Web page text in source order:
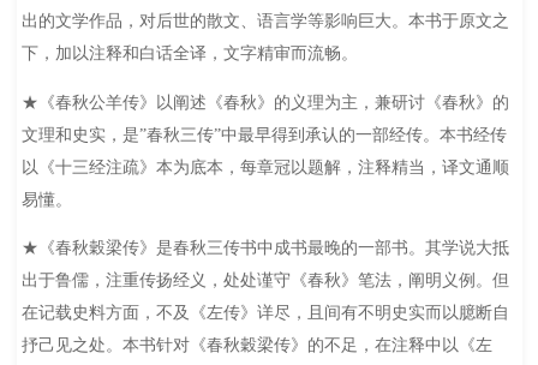
出的文学作品，对后世的散文、语言学等影响巨大。本书于原文之
下，加以注释和白话全译，文字精审而流畅。
★《春秋公羊传》以阐述《春秋》的义理为主，兼研讨《春秋》的
文理和史实，是”春秋三传”中最早得到承认的一部经传。本书经传
以《十三经注疏》本为底本，每章冠以题解，注释精当，译文通顺
易懂。
★《春秋穀梁传》是春秋三传书中成书最晚的一部书。其学说大抵
出于鲁儒，注重传扬经义，处处谨守《春秋》笔法，阐明义例。但
在记载史料方面，不及《左传》详尽，且间有不明史实而以臆断自
抒己见之处。本书针对《春秋穀梁传》的不足，在注释中以《左